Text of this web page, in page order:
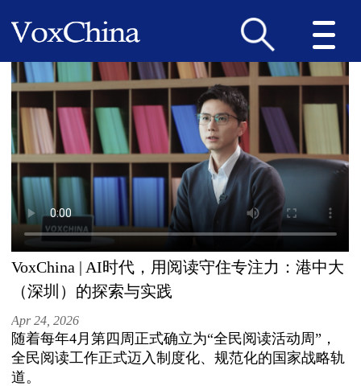
VoxChina | AI时代，用阅读守住专注力：港中大
（深圳）的探索与实践
Apr 24, 2026
随着每年4月第四周正式确立为“全民阅读活动周”，
全民阅读工作正式迈入制度化、规范化的国家战略轨
道。